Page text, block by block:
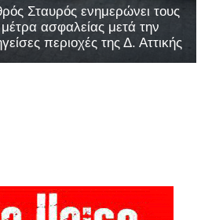
Σταυρός ενημερώνει τους
μέτρα ασφαλείας μετά την
περιοχές της Δ. Αττικής